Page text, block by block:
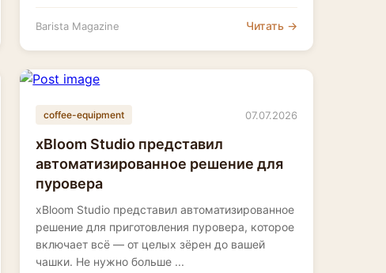
Barista Magazine Читать →
coffee-equipment 07.07.2026
xBloom Studio представил
автоматизированное решение для
пуровера
xBloom Studio представил автоматизированное
решение для приготовления пуровера, которое
включает всё — от целых зёрен до вашей
чашки. Не нужно больше ...